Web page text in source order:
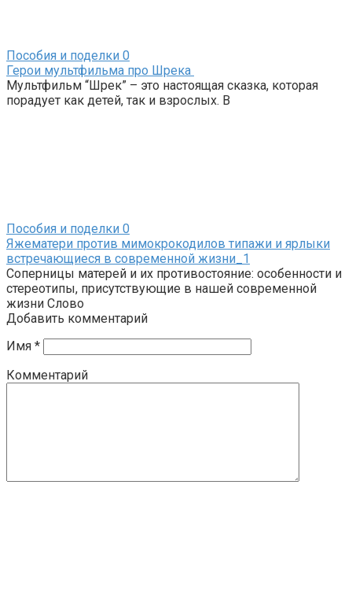
Пособия и поделки 0
Герои мультфильма про Шрека
Мультфильм “Шрек” – это настоящая сказка, которая
порадует как детей, так и взрослых. В
Пособия и поделки 0
Яжематери против мимокрокодилов типажи и ярлыки
встречающиеся в современной жизни_1
Соперницы матерей и их противостояние: особенности и
стереотипы, присутствующие в нашей современной
жизни Слово
Добавить комментарий
Имя *
Комментарий